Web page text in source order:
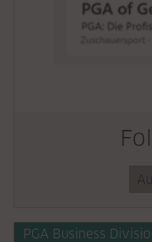
PGA Business